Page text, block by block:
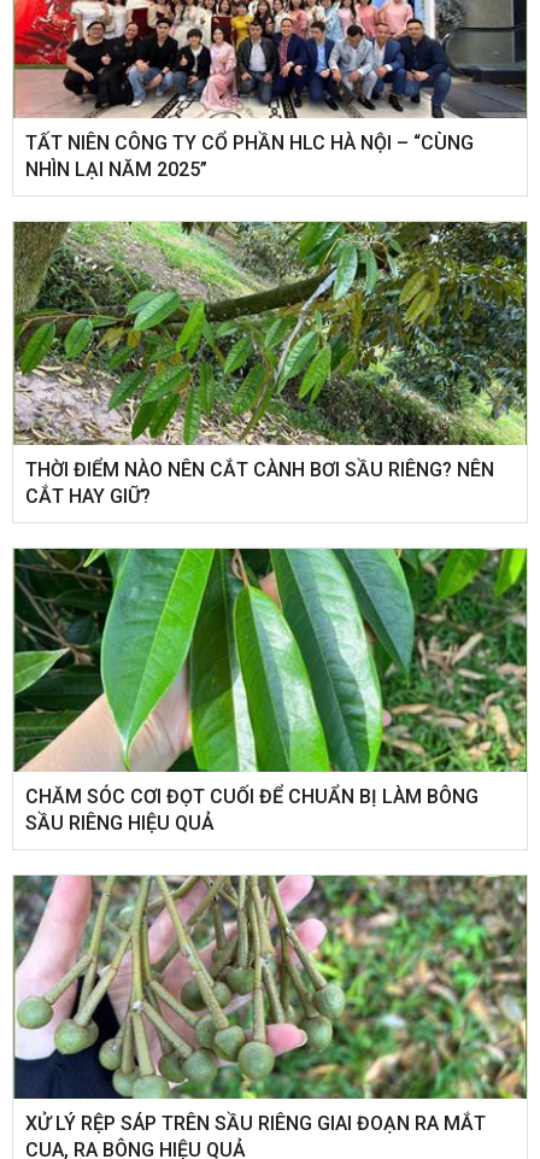
​TẤT NIÊN CÔNG TY CỔ PHẦN HLC HÀ NỘI – “CÙNG
NHÌN LẠI NĂM 2025”
THỜI ĐIỂM NÀO NÊN CẮT CÀNH BƠI SẦU RIÊNG? NÊN
CẮT HAY GIỮ?
CHĂM SÓC CƠI ĐỌT CUỐI ĐỂ CHUẨN BỊ LÀM BÔNG
SẦU RIÊNG HIỆU QUẢ
XỬ LÝ RỆP SÁP TRÊN SẦU RIÊNG GIAI ĐOẠN RA MẮT
CUA, RA BÔNG HIỆU QUẢ